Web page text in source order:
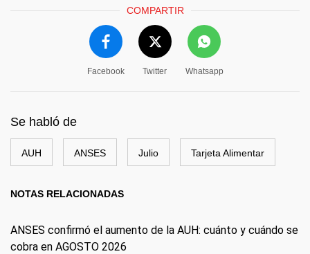
COMPARTIR
Facebook Twitter Whatsapp
Se habló de
AUH ANSES Julio Tarjeta Alimentar
NOTAS RELACIONADAS
ANSES confirmó el aumento de la AUH: cuánto y cuándo se
cobra en AGOSTO 2026